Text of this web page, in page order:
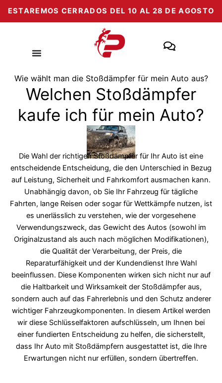
ESTAREMOS CERRADOS DEL 10 AL 28 DE AGOSTO
Wie wählt man die Stoßdämpfer für mein Auto aus?
Welchen Stoßdämpfer
kaufe ich für mein Auto?
Die Wahl der richtigen Stoßdämpfer für Ihr Auto ist eine
entscheidende Entscheidung, die den Unterschied in Bezug
auf Leistung, Sicherheit und Fahrkomfort ausmachen kann.
Unabhängig davon, ob Sie Ihr Fahrzeug für tägliche
Fahrten, lange Reisen oder sogar für Wettkämpfe nutzen, ist
es unerlässlich zu verstehen, wie der vorgesehene
Verwendungszweck, das Gewicht des Autos (sowohl im
Originalzustand als auch nach möglichen Modifikationen),
die Qualität der Verarbeitung, der Preis, die
Reparaturfähigkeit und der Kundendienst Ihre Wahl
beeinflussen. Diese Komponenten wirken sich nicht nur auf
die Haltbarkeit und Wirksamkeit der Stoßdämpfer aus,
sondern auch auf das Fahrerlebnis und den Schutz anderer
wichtiger Fahrzeugkomponenten. In diesem Artikel werden
wir diese Schlüsselfaktoren aufschlüsseln, um Ihnen bei
einer fundierten Entscheidung zu helfen, die sicherstellt,
dass Ihr Auto mit Stoßdämpfern ausgestattet ist, die Ihre
Erwartungen nicht nur erfüllen, sondern übertreffen.